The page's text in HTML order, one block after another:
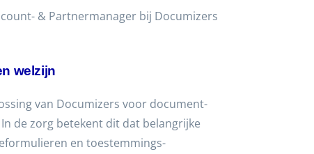
& Partnermanager bij Documizers
welzijn
van Documizers voor document-
de zorg betekent dit dat belangrijke
en toestemmings-